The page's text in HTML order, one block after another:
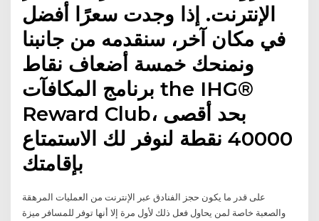
الإنترنت. إذا وجدت سعرًا أفضل
في مكان آخر، سنقدمه من جانبنا
ونمنحك خمسة أضعاف نقاط
برنامج المكافآت the IHG®
Reward Club، بحد أقصى
40000 نقطة لنوفر لك الاستمتاع
بإقامتك
على قدر ما يكون حجز الفنادق عبر الإنترنت من العمليات المرهقة
والصعبة خاصة لمن يحاول فعل ذلك لأول مرة إلا أنها توفر للمسافر ميزة